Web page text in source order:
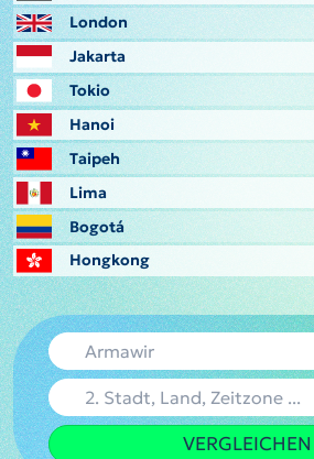
London
Jakarta
Tokio
Hanoi
Taipeh
Lima
Bogotá
Hongkong
VERGLEICHEN